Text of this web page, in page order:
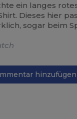
ein langes
Dieses hier
sogar beim
hinzufügen